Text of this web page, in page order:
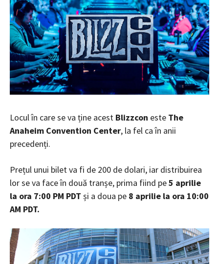
Locul în care se va ține acest Blizzcon este The
Anaheim Convention Center, la fel ca în anii
precedenți.
Prețul unui bilet va fi de 200 de dolari, iar distribuirea
lor se va face în două tranșe, prima fiind pe5 aprilie
la ora 7:00 PM PDT și a doua pe 8 aprilie la ora 10:00
AM PDT.